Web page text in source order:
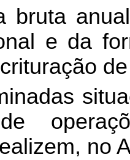
bruta
e da f
de
no